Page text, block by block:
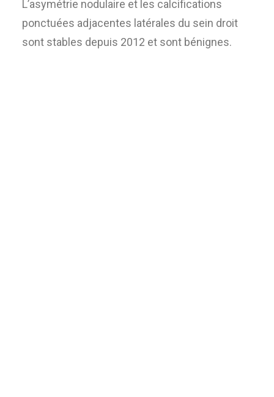
L’asymétrie nodulaire et les calcifications
ponctuées adjacentes latérales du sein droit
sont stables depuis 2012 et sont bénignes.